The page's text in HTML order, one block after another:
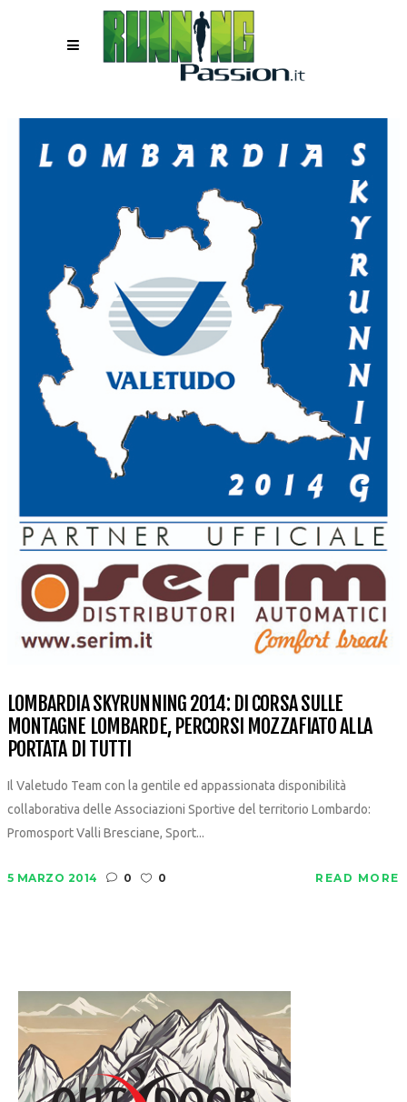
LOMBARDIA SKYRUNNING 2014: DI CORSA SULLE
MONTAGNE LOMBARDE, PERCORSI MOZZAFIATO ALLA
PORTATA DI TUTTI
Il Valetudo Team con la gentile ed appassionata disponibilità
collaborativa delle Associazioni Sportive del territorio Lombardo:
Promosport Valli Bresciane, Sport...
5 MARZO 2014 0 0 READ MORE